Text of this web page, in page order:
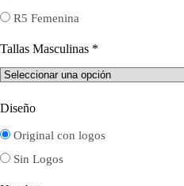
R5 Femenina
Tallas Masculinas *
Diseño
Original con logos
Sin Logos